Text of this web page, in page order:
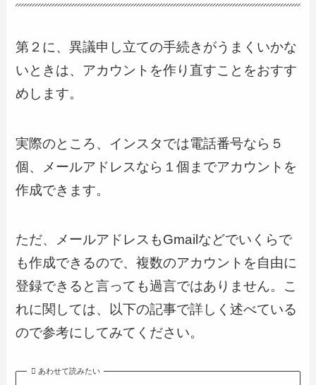
第２に、異議申し立ての手続きがうまくいかな
いときは、アカウントを作り直すことをおすす
めします。
実際のところ、インスタでは電話番号なら５
個、メールアドレスなら１個までアカウントを
作成できます。
ただ、メールアドレスもGmailなどでいくらで
も作成できるので、複数のアカウントを自由に
登録できると言っても過言ではありません。こ
れに関しては、以下の記事で詳しく述べている
ので参考にしてみてください。
あわせて読みたい